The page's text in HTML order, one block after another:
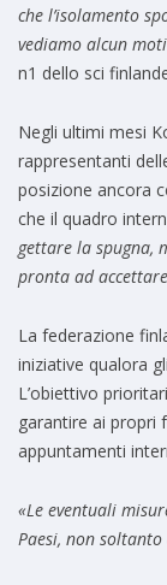
che l’isolamento
vediamo alcun
n1 dello sci
Negli ultimi mesi
rappresentanti
posizione ancora
che il quadro
gettare la spugna,
pronta ad
La federazione
iniziative qualora
L’obiettivo
garantire ai propri
appuntamenti
«Le eventuali
Paesi, non